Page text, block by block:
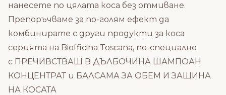
нанесете по цялата коса без отмиване.
Препоръчваме за по-голям ефект да
комбинирате с други продукти за коса
серията на Biofficina Toscana, по-специално
с ПРЕЧИВСТВАЩ В ДЪЛБОЧИНА ШАМПОАН
КОНЦЕНТРАТ и БАЛСАМА ЗА ОБЕМ И ЗАЩИНА
НА КОСАТА